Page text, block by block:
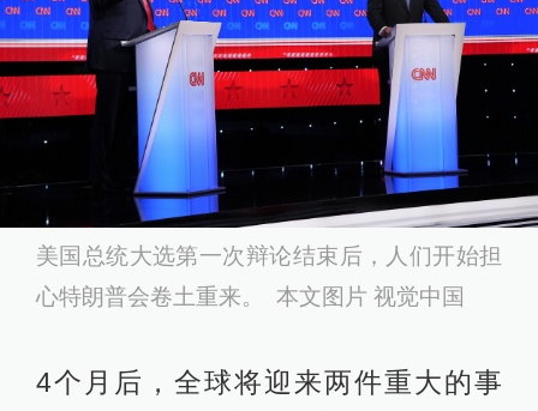
美国总统大选第一次辩论结束后，人们开始担
心特朗普会卷土重来。 本文图片 视觉中国
4个月后，全球将迎来两件重大的事